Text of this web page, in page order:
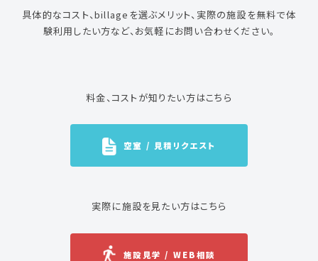
具体的なコスト、billageを選ぶメリット、実際の施設を無料で体
験利用したい方など、お気軽にお問い合わせください。
料金、コストが知りたい方はこちら
空室 / 見積リクエスト
実際に施設を見たい方はこちら
施設見学 / WEB相談